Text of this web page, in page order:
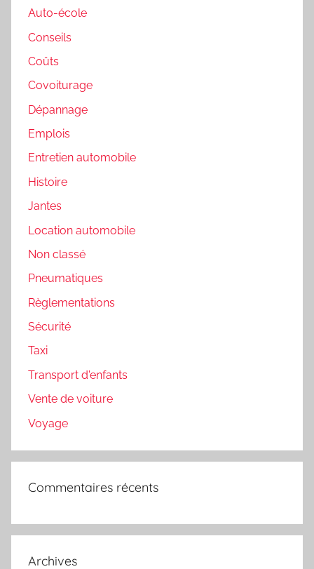
Auto-école
Conseils
Coûts
Covoiturage
Dépannage
Emplois
Entretien automobile
Histoire
Jantes
Location automobile
Non classé
Pneumatiques
Règlementations
Sécurité
Taxi
Transport d'enfants
Vente de voiture
Voyage
Commentaires récents
Archives